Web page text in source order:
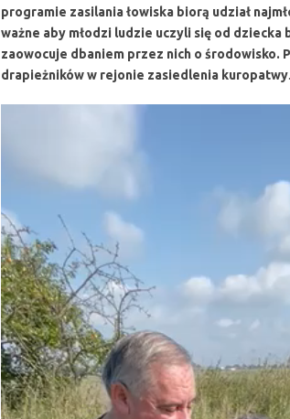
programie zasilania łowiska biorą udział
ważne aby młodzi ludzie uczyli się od
zaowocuje dbaniem przez nich o środowisko.
drapieżników w rejonie zasiedlenia kuropatwy.